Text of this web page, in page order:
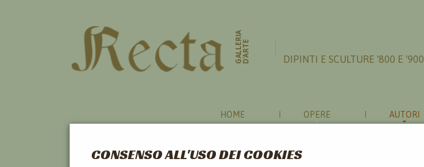
CONSENSO ALL'USO DEI COOKIES
GALLERIAD'ARTE DIPINTI E SCULTURE '800 E '900
HOME OPERE AUTORI